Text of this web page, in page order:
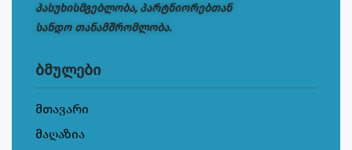
პასუხისმგებლობა, პარტნიორებთან
სანდო თანამშრომლობა.
ბმულები
მთავარი
მაღაზია